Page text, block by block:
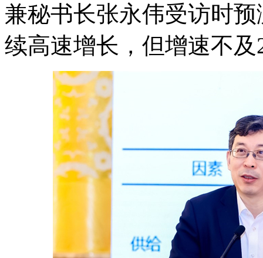
兼秘书长张永伟受访时
续高速增长，但增速不及